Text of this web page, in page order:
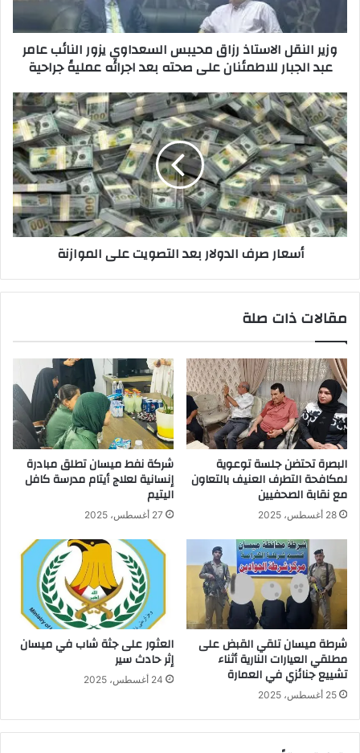
عامر
عبد
الجبار
على
صحته
بعد
اجرائه
عمليةً
جراحية
وزير النقل الاستاذ رزاق محيبس السعداوي يزور النائب عامر
عبد الجبار للاطمئنان على صحته بعد اجرائه عمليةً جراحية
أسعار
صرف
الدولار
بعد
التصويت
على
الموازنة
أسعار صرف الدولار بعد التصويت على الموازنة
مقالات ذات صلة
البصرة تحتضن جلسة توعوية
لمكافحة التطرف العنيف بالتعاون
مع نقابة الصحفيين
28 أغسطس، 2025
شركة نفط ميسان تطلق مبادرة
إنسانية لعلاج أيتام مدرسة كافل
اليتيم
27 أغسطس، 2025
شرطة ميسان تلقي القبض على
مطلقي العيارات النارية أثناء
تشييع جنائزي في العمارة
25 أغسطس، 2025
العثور على جثة شاب في ميسان
إثر حادث سير
24 أغسطس، 2025